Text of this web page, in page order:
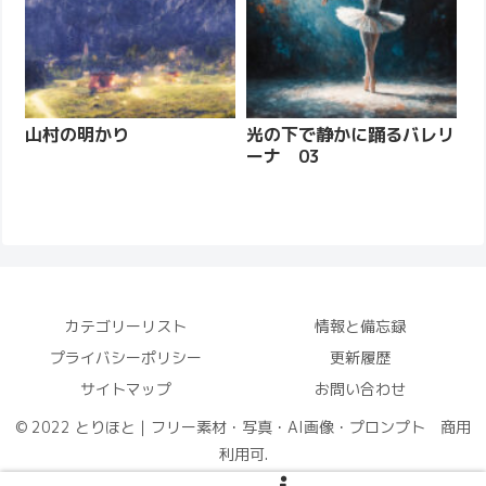
山村の明かり
光の下で静かに踊るバレリ
ーナ 03
カテゴリーリスト
情報と備忘録
プライバシーポリシー
更新履歴
サイトマップ
お問い合わせ
© 2022 とりほと｜フリー素材・写真・AI画像・プロンプト 商用
利用可.